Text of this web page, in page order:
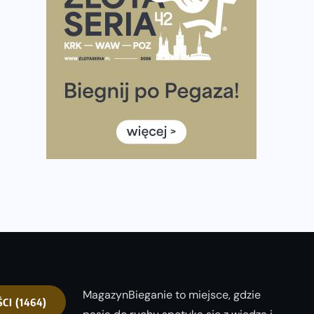
Tętno vs tempo – czym kierować się w bieganiu?
Co ma dużo białka? Produkty, które warto włączyć do
Rozbiegany Olsztyn szykuje się na weekend z
Już w tę sobotę 35. Bieg Powstania Warszawskiego.
(1464)
MagazynBieganie to miejsce, gdzie